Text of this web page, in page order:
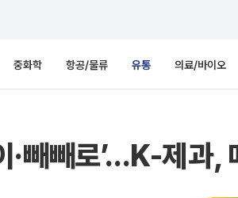
중화학 항공/물류 유통 의료/바이오
·빼빼로’...K-제과